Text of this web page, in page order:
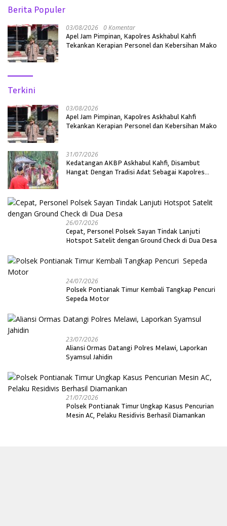
Berita Populer
03/08/2026 0 Komentar
Apel Jam Pimpinan, Kapolres Askhabul Kahfi
Tekankan Kerapian Personel dan Kebersihan Mako
Terkini
03/08/2026
Apel Jam Pimpinan, Kapolres Askhabul Kahfi
Tekankan Kerapian Personel dan Kebersihan Mako
31/07/2026
Kedatangan AKBP Askhabul Kahfi, Disambut
Hangat Dengan Tradisi Adat Sebagai Kapolres
26/07/2026
Cepat, Personel Polsek Sayan Tindak Lanjuti
Hotspot Satelit dengan Ground Check di Dua Desa
24/07/2026
Polsek Pontianak Timur Kembali Tangkap Pencuri
Sepeda Motor
23/07/2026
Aliansi Ormas Datangi Polres Melawi, Laporkan
Syamsul Jahidin
21/07/2026
Polsek Pontianak Timur Ungkap Kasus Pencurian
Mesin AC, Pelaku Residivis Berhasil Diamankan